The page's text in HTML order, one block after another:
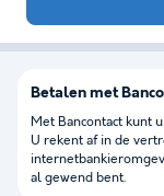
Betalen met
Met Bancontact kunt
U rekent af in de
al gewend bent.